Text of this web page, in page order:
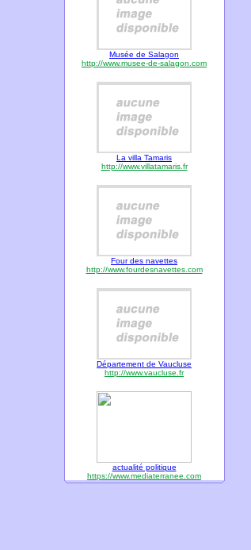
Musée de Salagon
http://www.musee-de-salagon.com
La villa Tamaris
http://www.villatamaris.fr
Four des navettes
http://www.fourdesnavettes.com
Département de Vaucluse
http://www.vaucluse.fr
actualité politique
https://www.mediaterranee.com